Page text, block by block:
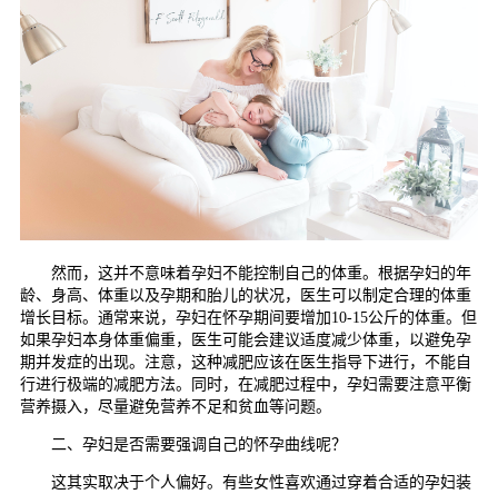
然而，这并不意味着孕妇不能控制自己的体重。根据孕妇的年
龄、身高、体重以及孕期和胎儿的状况，医生可以制定合理的体重
增长目标。通常来说，孕妇在怀孕期间要增加10-15公斤的体重。但
如果孕妇本身体重偏重，医生可能会建议适度减少体重，以避免孕
期并发症的出现。注意，这种减肥应该在医生指导下进行，不能自
行进行极端的减肥方法。同时，在减肥过程中，孕妇需要注意平衡
营养摄入，尽量避免营养不足和贫血等问题。
二、孕妇是否需要强调自己的怀孕曲线呢？
这其实取决于个人偏好。有些女性喜欢通过穿着合适的孕妇装